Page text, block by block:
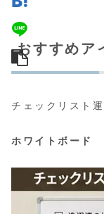
おすすめア
チェックリスト
ホワイトボード